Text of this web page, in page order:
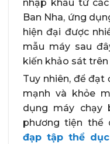
nhập khẩu từ
Ban Nha, ứng
hiện đại được
mẫu máy sau
kiến khảo sát trên
Tuy nhiên, để đạt
mạnh và khỏe
dụng máy chạy
phương tiện thể
đạp tập thể